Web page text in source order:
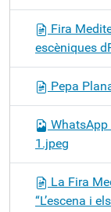
Fira
escèniques
Pepa
WhatsApp
1.jpeg
La Fira
“L’escena i